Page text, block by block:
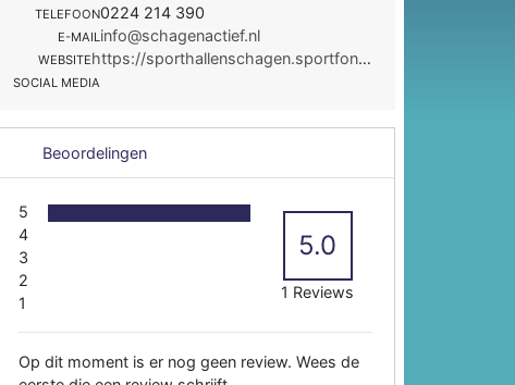
TELEFOON0224 214 390
E-MAILinfo@schagenactief.nl
WEBSITE https://sporthallenschagen.sportfondsen.nl
SOCIAL MEDIA
Beoordelingen
5
4
3
2
1
5.0
1 Reviews
Op dit moment is er nog geen review. Wees de